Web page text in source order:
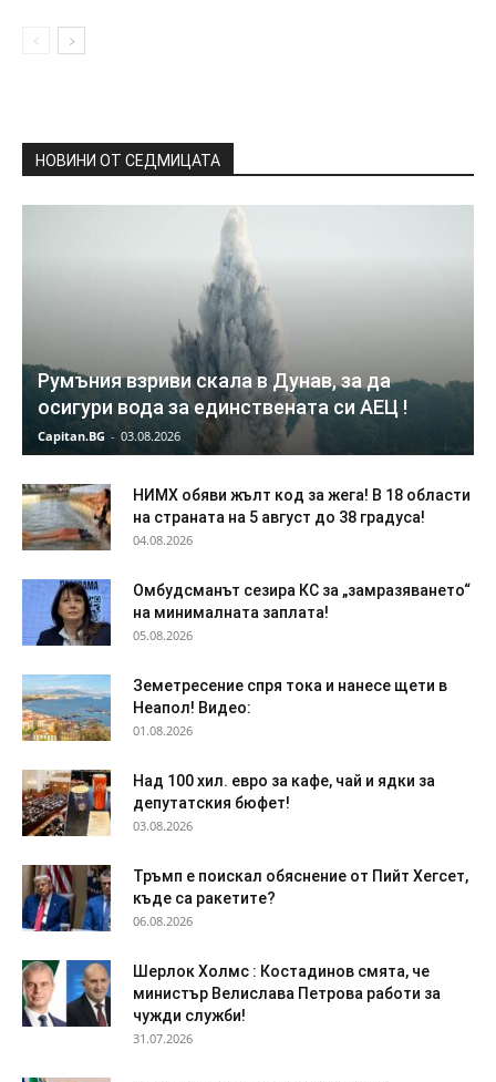
НОВИНИ ОТ СЕДМИЦАТА
Румъния взриви скала в Дунав, за да
осигури вода за единствената си АЕЦ !
Capitan.BG - 03.08.2026
НИМХ обяви жълт код за жега! В 18 области
на страната на 5 август до 38 градуса!
04.08.2026
Омбудсманът сезира КС за „замразяването“
на минималната заплата!
05.08.2026
Земетресение спря тока и нанесе щети в
Неапол! Видео:
01.08.2026
Над 100 хил. евро за кафе, чай и ядки за
депутатския бюфет!
03.08.2026
Тръмп е поискал обяснение от Пийт Хегсет,
къде са ракетите?
06.08.2026
Шерлок Холмс : Костадинов смята, че
министър Велислава Петрова работи за
чужди служби!
31.07.2026